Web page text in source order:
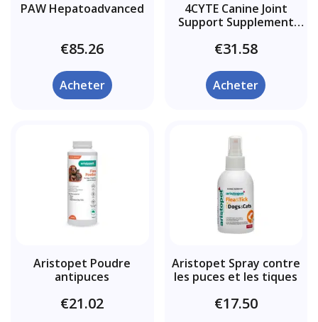
PAW Hepatoadvanced
€85.26
Acheter
4CYTE Canine Joint
Support Supplement
€31.58
Acheter
Aristopet Poudre
antipuces
€21.02
Aristopet Spray contre
les puces et les tiques
€17.50